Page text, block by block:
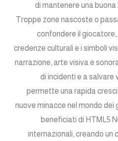
di mantenere una
Troppe zone nascoste o
confondere il
credenze culturali e i simboli
narrazione, arte visiva e
di incidenti e a salvare
permette una rapida
nuove minacce nel mondo dei
beneficiati di HTML5
internazionali, creando un